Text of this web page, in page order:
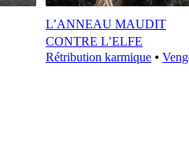
L’ANNEAU MAUDIT
CONTRE L’ELFE
Rétribution karmique⦁